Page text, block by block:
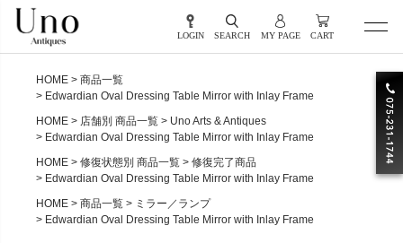
LOGIN SEARCH MY PAGE CART
HOME
商品一覧
Edwardian Oval Dressing Table Mirror with Inlay Frame
HOME
店舗別 商品一覧
Uno Arts & Antiques
Edwardian Oval Dressing Table Mirror with Inlay Frame
HOME
修復状態別 商品一覧
修復完了商品
Edwardian Oval Dressing Table Mirror with Inlay Frame
HOME
商品一覧
ミラー／ランプ
Edwardian Oval Dressing Table Mirror with Inlay Frame